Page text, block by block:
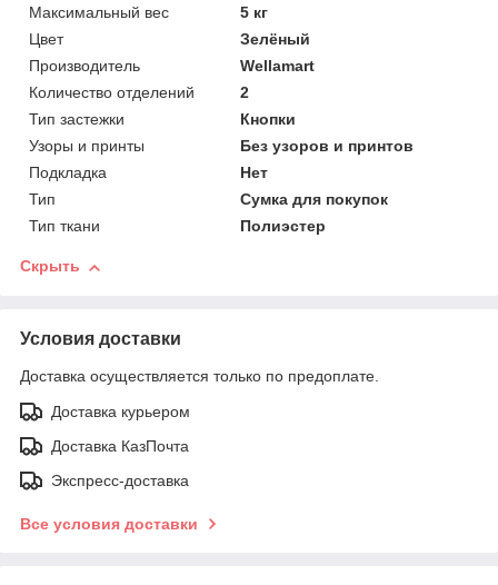
Максимальный вес
5 кг
Цвет
Зелёный
Производитель
Wellamart
Количество отделений
2
Тип застежки
Кнопки
Узоры и принты
Без узоров и принтов
Подкладка
Нет
Тип
Сумка для покупок
Тип ткани
Полиэстер
Скрыть
Условия доставки
Доставка осуществляется только по предоплате.
Доставка курьером
Доставка КазПочта
Экспресс-доставка
Все условия доставки